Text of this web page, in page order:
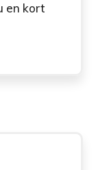
en kort